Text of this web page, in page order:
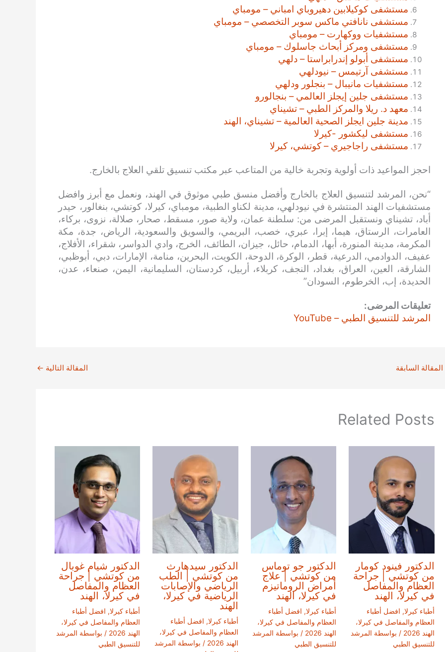
مستشفى كوكيلابين دهيروباي امباني – مومباي
مستشفى نانافتي ماكس سوبر التخصصي – مومباي
مستشفيات ووكهارت – مومباي
مستشفى ومركز أبحاث جاسلوك – مومباي
مستشفى أبولو إندرابراستا – دلهي
مستشفى آرتيمس – نيودلهي
مستشفيات مانيبال – بنجلور ودلهي
مستشفى جلين إيجلز العالمي – بنجالورو
معهد د. ريلا والمركز الطبي – تشيناي
مدينة جلين ايجلز الصحية العالمية – تشيناي، الهند
مستشفى ليكشور -كيرلا
مستشفى راجاجيري – كوتشي، كيرلا
احجز المواعيد ذات أولوية وتجربة خالية من المتاعب عبر مكتب تنسيق تلقي العلاج بالخارج.
“نحن، المرشد لتنسيق العلاج بالخارج وأفضل منسق طبي موثوق في الهند، ونعمل مع أبرز وافضل
مستشفيات الهند المنتشرة في نيودلهي، مدينة لكناو الطبية، مومباي، كيرلا، كوتشي، بنغالور، حيدر
أباد، تشيناي ونستقبل المرضى من: سلطنة عمان، ولاية صور، مسقط، صحار، صلالة، نزوى، بركاء،
العامرات، الرستاق، هيما، إبرا، عبري، خصب، البريمي، والسويق والسعودية، الرياض، جدة، مكة
المكرمة، مدينة المنورة، أبها، الدمام، حائل، جيزان، الطائف، الخرج، وادي الدواسر، شقراء، الأفلاج،
عفيف، الدوادمي، الدرعية، قطر، الوكرة، الدوحة، الكويت، البحرين، منامة، الإمارات، دبي، أبوظبي،
الشارقة، العين، العراق، بغداد، النجف، كربلاء، أربيل، كردستان، السليمانية، اليمن، صنعاء، عدن،
الحديدة، إب، الخرطوم، السودان”
تعليقات المرضى:
المرشد للتنسيق الطبي – YouTube
المقالة السابقة المقالة التالية ←
Related Posts
الدكتور فينود كومار
من كوتشي | جراحة
العظام والمفاصل
في كيرلا، الهند
أطباء كيرلا, افضل أطباء
العظام والمفاصل في كيرلا،
الهند 2026
/ بواسطة المرشد
للتنسيق الطبي
الدكتور جو توماس
من كوتشي | علاج
أمراض الروماتيزم
في كيرلا، الهند
أطباء كيرلا, افضل أطباء
العظام والمفاصل في كيرلا،
الهند 2026
/ بواسطة المرشد
للتنسيق الطبي
الدكتور سيدهارث
من كوتشي | الطب
الرياضي والإصابات
الرياضية في كيرلا،
الهند
أطباء كيرلا, افضل أطباء
العظام والمفاصل في كيرلا،
الهند 2026
/ بواسطة المرشد
الدكتور شيام غوبال
من كوتشي | جراحة
العظام والمفاصل
في كيرلا، الهند
أطباء كيرلا, افضل أطباء
العظام والمفاصل في كيرلا،
الهند 2026
/ بواسطة المرشد
للتنسيق الطبي